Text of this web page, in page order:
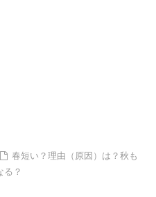
春短い？理由（原因）は？秋も
る？